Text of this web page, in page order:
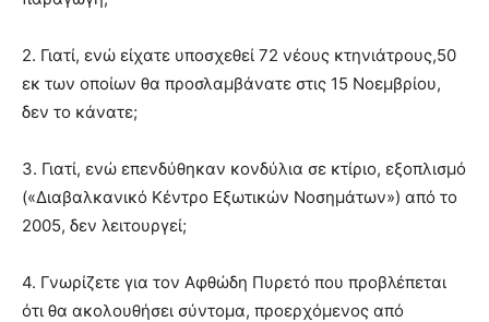
2. Γιατί, ενώ είχατε υποσχεθεί 72 νέους κτηνιάτρους,50
εκ των οποίων θα προσλαμβάνατε στις 15 Νοεμβρίου,
δεν το κάνατε;
3. Γιατί, ενώ επενδύθηκαν κονδύλια σε κτίριο, εξοπλισμό
(«Διαβαλκανικό Κέντρο Εξωτικών Νοσημάτων») από το
2005, δεν λειτουργεί;
4. Γνωρίζετε για τον Αφθώδη Πυρετό που προβλέπεται
ότι θα ακολουθήσει σύντομα, προερχόμενος από